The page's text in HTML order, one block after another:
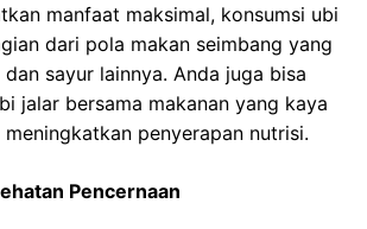
manfaat maksimal, konsumsi ubi
dari pola makan seimbang yang
sayur lainnya. Anda juga bisa
jalar bersama makanan yang kaya
penyerapan nutrisi.
Pencernaan